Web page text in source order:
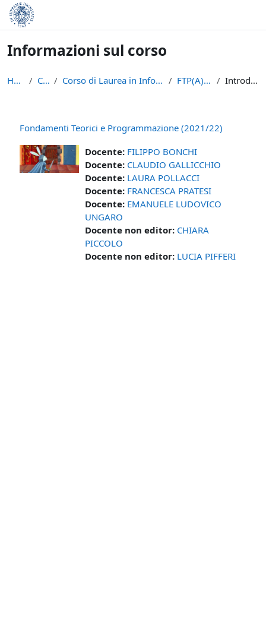
Vai al contenuto principale
Informazioni sul corso
Home Corsi Corso di Laurea in Informatica (L-31) FTP(A)-21/22 Introduzione
Fondamenti Teorici e Programmazione (2021/22)
Docente: FILIPPO BONCHI
Docente: CLAUDIO GALLICCHIO
Docente: LAURA POLLACCI
Docente: FRANCESCA PRATESI
Docente: EMANUELE LUDOVICO
UNGARO
Docente non editor: CHIARA
PICCOLO
Docente non editor: LUCIA PIFFERI